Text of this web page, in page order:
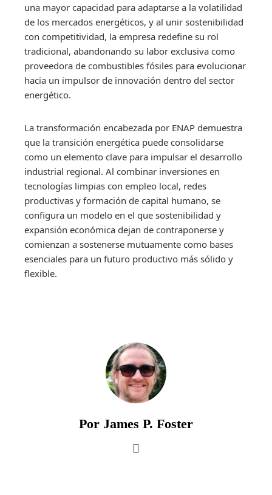
una mayor capacidad para adaptarse a la volatilidad
de los mercados energéticos, y al unir sostenibilidad
con competitividad, la empresa redefine su rol
tradicional, abandonando su labor exclusiva como
proveedora de combustibles fósiles para evolucionar
hacia un impulsor de innovación dentro del sector
energético.
La transformación encabezada por ENAP demuestra
que la transición energética puede consolidarse
como un elemento clave para impulsar el desarrollo
industrial regional. Al combinar inversiones en
tecnologías limpias con empleo local, redes
productivas y formación de capital humano, se
configura un modelo en el que sostenibilidad y
expansión económica dejan de contraponerse y
comienzan a sostenerse mutuamente como bases
esenciales para un futuro productivo más sólido y
flexible.
Por James P. Foster